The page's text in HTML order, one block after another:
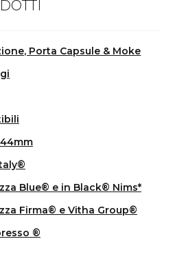
Porta Capsule & Moke
44mm
Blue® e in Black® Nims*
Firma® e Vitha Group®
®